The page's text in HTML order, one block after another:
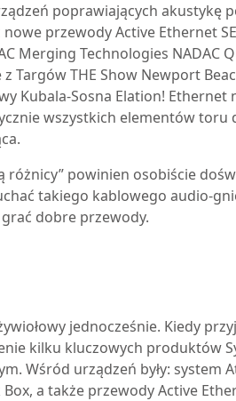
poprawiających akustykę
przewody Active Ethernet
Merging Technologies NADAC
THE Show Newport
Kubala-Sosna Elation! Ethernet
wszystkich elementów toru
powinien osobiście
takiego kablowego audio-
dobre przewody.
jednocześnie. Kiedy
kilku kluczowych produktów
Wśród urządzeń były: system
a także przewody Active